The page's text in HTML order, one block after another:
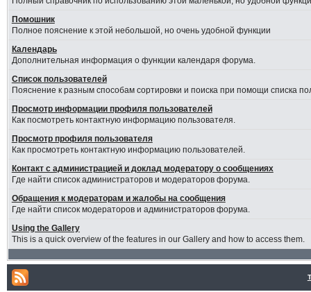
Помошник
Полное пояснение к этой небольшой, но очень удобной функции
Календарь
Дополнительная информация о функции календаря форума.
Список пользователей
Пояснение к разным способам сортировки и поиска при помощи списка
Просмотр информации профиля пользователей
Как посмотреть контактную информацию пользователя.
Просмотр профиля пользователя
Как просмотреть контактную информацию пользователей.
Контакт с администрацией и доклад модератору о сообщениях
Где найти список администраторов и модераторов форума.
Обращения к модераторам и жалобы на сообщения
Где найти список модераторов и администраторов форума.
Using the Gallery
This is a quick overview of the features in our Gallery and how to access them.